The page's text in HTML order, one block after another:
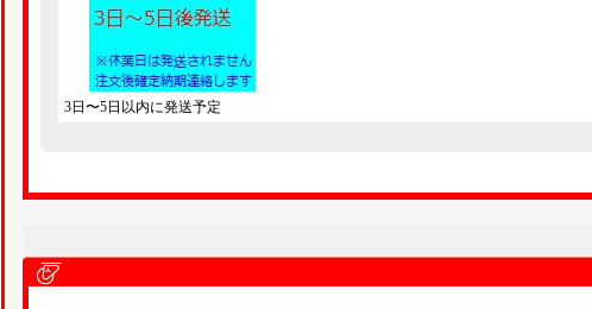
3日〜5日以内に発送予定